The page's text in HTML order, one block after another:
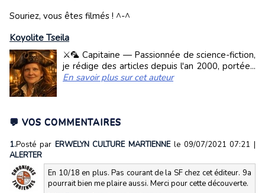
Souriez, vous êtes filmés ! ^-^
Koyolite Tseila
⚔️🦜 Capitaine — Passionnée de science-fiction,
je rédige des articles depuis l'an 2000, portée...
En savoir plus sur cet auteur
💬 VOS COMMENTAIRES
1.Posté par ERWELYN CULTURE MARTIENNE le 09/07/2021 07:21 |
ALERTER
En 10/18 en plus. Pas courant de la SF chez cet éditeur. 9a
pourrait bien me plaire aussi. Merci pour cette découverte.